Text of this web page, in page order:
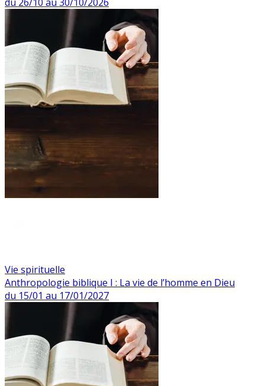
Vie spirituelle
Anthropologie biblique I : La vie de l’homme en Dieu
du 15/01 au 17/01/2027